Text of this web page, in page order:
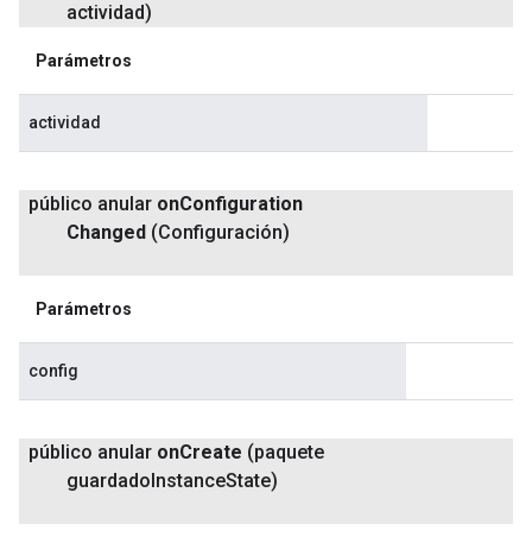
actividad)
Parámetros
actividad
público anular onConfiguration
Changed (Configuración)
Parámetros
config
público anular onCreate (paquete
guardado InstanceState)